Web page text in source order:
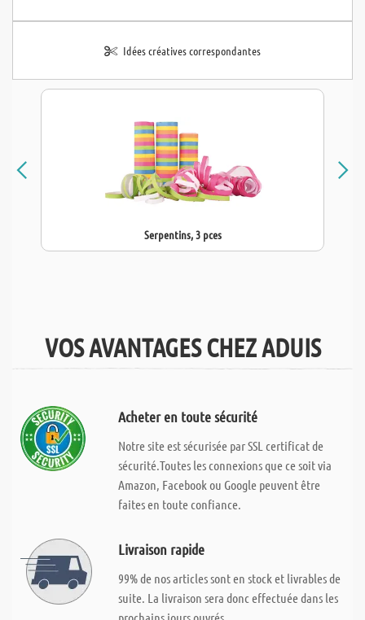
Idées créatives correspondantes
Serpentins, 3 pces
VOS AVANTAGES CHEZ ADUIS
Acheter en toute sécurité
Notre site est sécurisée par SSL certificat de
sécurité.Toutes les connexions que ce soit via
Amazon, Facebook ou Google peuvent être
faites en toute confiance.
Livraison rapide
99% de nos articles sont en stock et livrables de
suite. La livraison sera donc effectuée dans les